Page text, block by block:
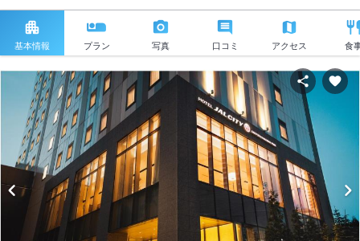
基本情報 プラン 写真 口コミ アクセス 食